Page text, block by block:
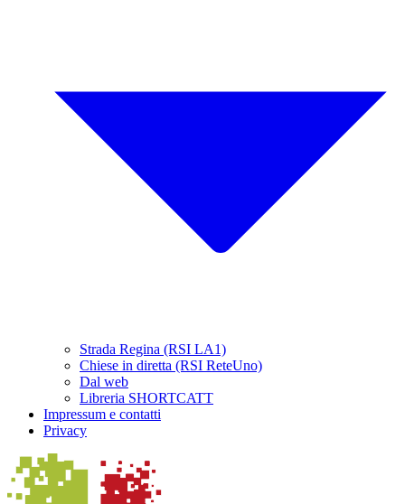
Strada Regina (RSI LA1)
Chiese in diretta (RSI ReteUno)
Dal web
Libreria SHORTCATT
Impressum e contatti
Privacy